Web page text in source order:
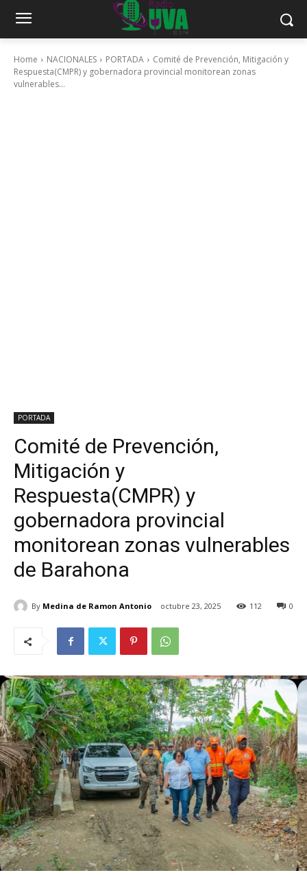
Home NACIONALES PORTADA
Comité de Prevención, Mitigación y
Respuesta(CMPR) y gobernadora provincial monitorean zonas
vulnerables...
PORTADA
Comité de Prevención,
Mitigación y
Respuesta(CMPR) y
gobernadora provincial
monitorean zonas vulnerables
de Barahona
By Medina de Ramon Antonio octubre 23, 2025 0
112